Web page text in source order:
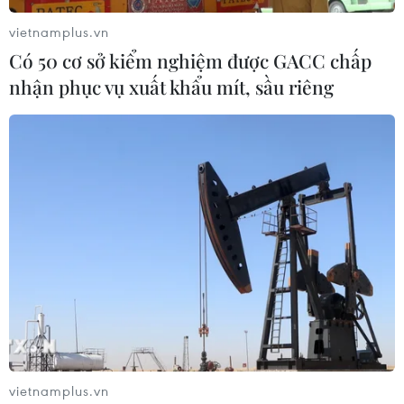
Google Wallet cho phép phụ huynh
thiết lập số dư an toàn của con cái
ChatGPT cung cấp tính năng chat
không giới hạn cho người dùng miễn
Phát hiện lỗ hổng bảo mật nghiêm
trọng trên loạt trình duyệt tích hợp
AI
vietnamplus.vn
Có 50 cơ sở kiểm nghiệm được GACC chấp
nhận phục vụ xuất khẩu mít, sầu riêng
vietnamplus.vn